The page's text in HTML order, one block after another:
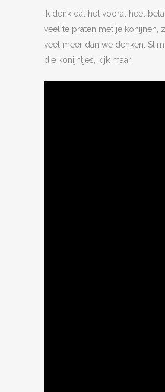
Ik denk dat het vooral heel
veel te praten met je konijnen,
veel meer dan we denken.
die konijntjes, kijk maar!